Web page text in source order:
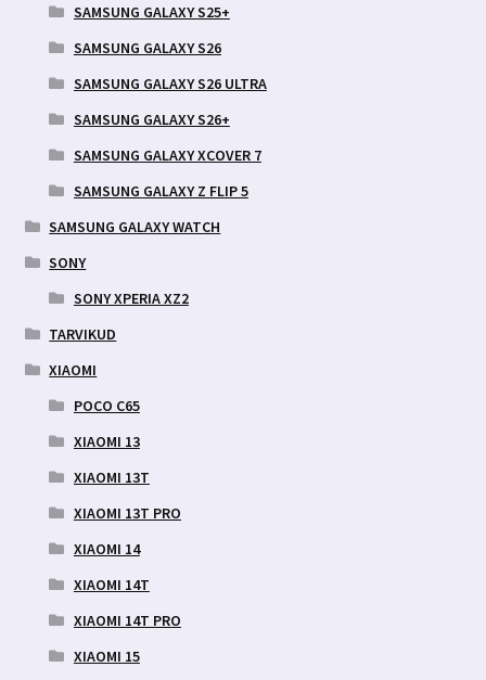
SAMSUNG GALAXY S25+
SAMSUNG GALAXY S26
SAMSUNG GALAXY S26 ULTRA
SAMSUNG GALAXY S26+
SAMSUNG GALAXY XCOVER 7
SAMSUNG GALAXY Z FLIP 5
SAMSUNG GALAXY WATCH
SONY
SONY XPERIA XZ2
TARVIKUD
XIAOMI
POCO C65
XIAOMI 13
XIAOMI 13T
XIAOMI 13T PRO
XIAOMI 14
XIAOMI 14T
XIAOMI 14T PRO
XIAOMI 15